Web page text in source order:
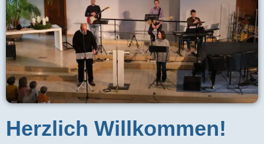
Herzlich Willkommen!